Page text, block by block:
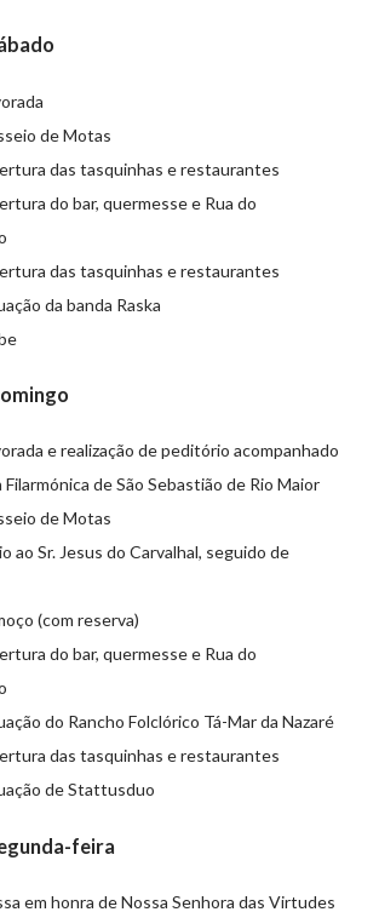
de Motas
das tasquinhas e restaurantes
do bar, quermesse e Rua do
das tasquinhas e restaurantes
da banda Raska
e realização de peditório acompanhado
Filarmónica de São Sebastião de Rio Maior
de Motas
ao Sr. Jesus do Carvalhal, seguido de
(com reserva)
do bar, quermesse e Rua do
do Rancho Folclórico Tá-Mar da Nazaré
das tasquinhas e restaurantes
de Stattusduo
feira
em honra de Nossa Senhora das Virtudes